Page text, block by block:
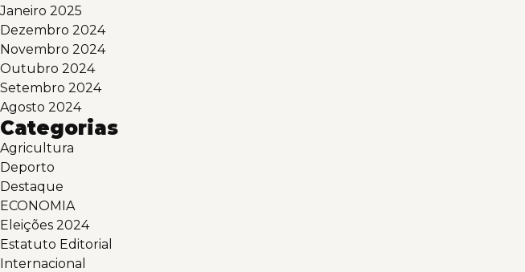
Janeiro 2025
Dezembro 2024
Novembro 2024
Outubro 2024
Setembro 2024
Agosto 2024
Categorias
Agricultura
Deporto
Destaque
ECONOMIA
Eleições 2024
Estatuto Editorial
Internacional